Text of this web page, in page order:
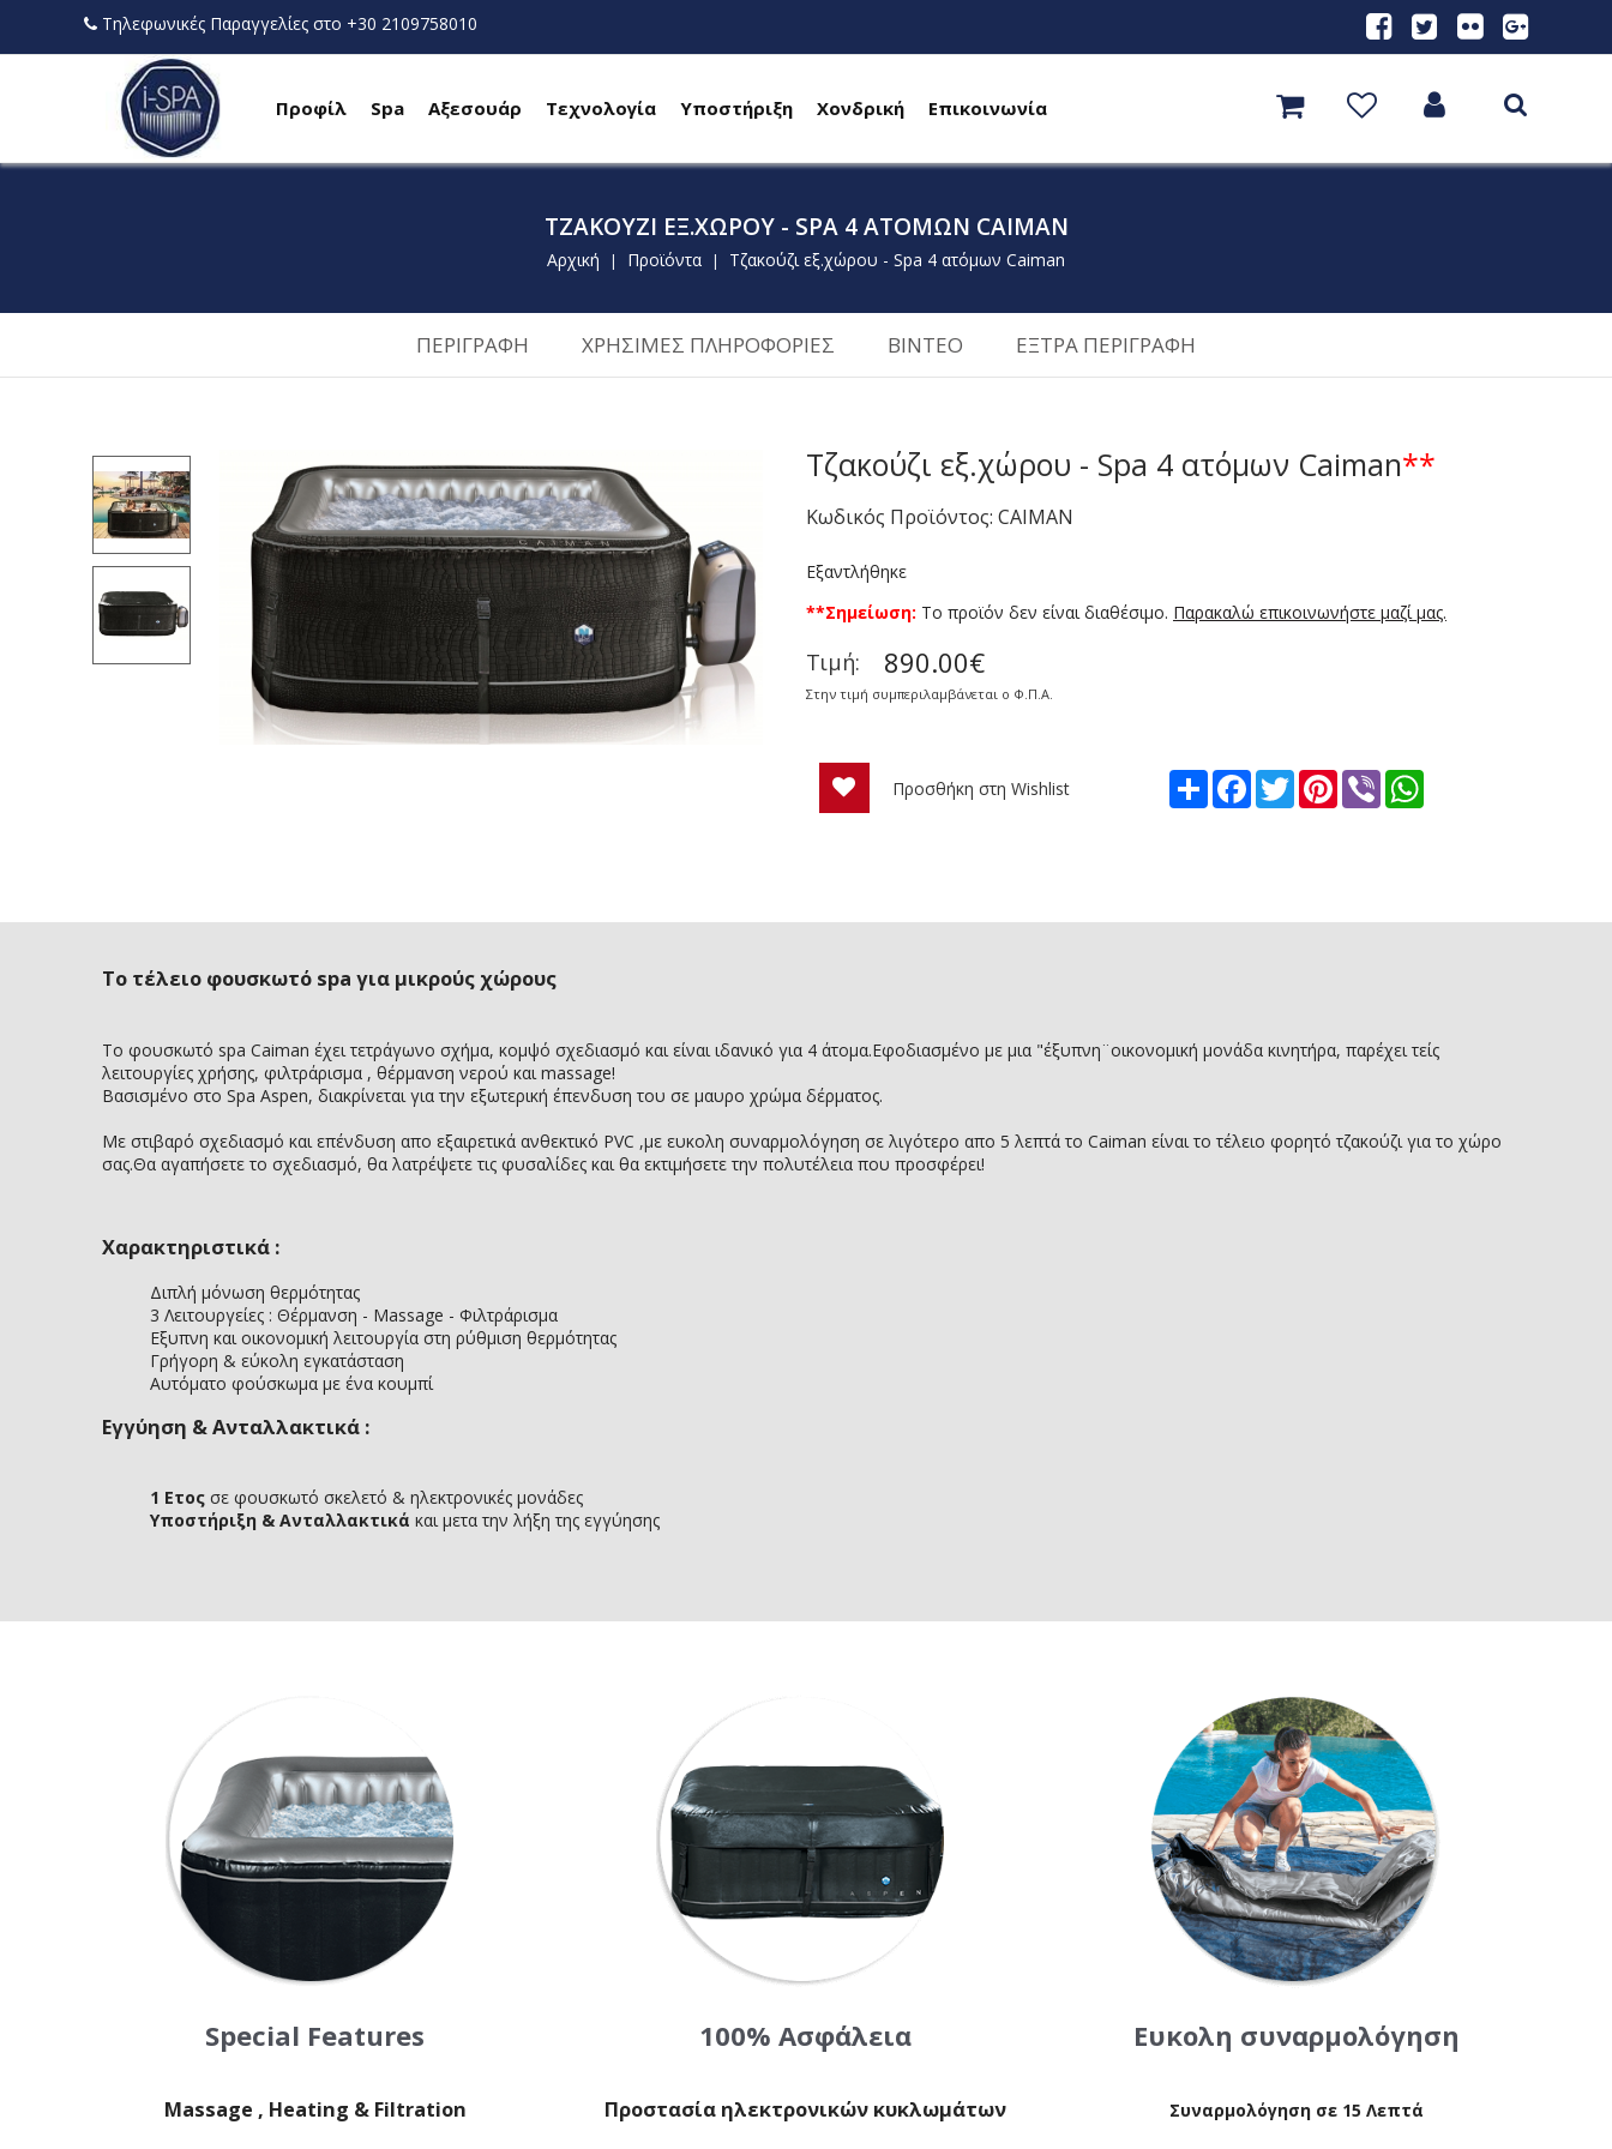
Προφίλ Spa Αξεσουάρ Τεχνολογία Υποστήριξη Χονδρική Επικοινωνία
ΤΖΑΚΟΎΖΙ ΕΞ.ΧΏΡΟΥ - SPA 4 ΑΤΌΜΩΝ CAIMAN
Αρχική | Προϊόντα | Τζακούζι εξ.χώρου - Spa 4 ατόμων Caiman
ΠΕΡΙΓΡΑΦΗ ΧΡΗΣΙΜΕΣ ΠΛΗΡΟΦΟΡΙΕΣ ΒΙΝΤΕΟ ΕΞΤΡΑ ΠΕΡΙΓΡΑΦΗ
Τζακούζι εξ.χώρου - Spa 4 ατόμων Caiman**
Κωδικός Προϊόντος: CAIMAN
Εξαντλήθηκε
**Σημείωση: To προϊόν δεν είναι διαθέσιμο. Παρακαλώ επικοινωνήστε μαζί μας.
Τιμή: 890.00€
Στην τιμή συμπεριλαμβάνεται ο Φ.Π.Α.
Προσθήκη στη Wishlist Share Facebook
TwitterPinterest
Viber
Το τέλειο φουσκωτό spa για μικρούς χώρους
Το φουσκωτό spa Caiman έχει τετράγωνο σχήμα, κομψό σχεδιασμό και είναι ιδανικό για 4 άτομα.Εφοδιασμένο με μια "έξυπνη¨οικονομική μονάδα κινητήρα, παρέχει τείς
λειτουργίες χρήσης, φιλτράρισμα , θέρμανση νερού και massage!
Βασισμένο στο Spa Aspen, διακρίνεται για την εξωτερική έπενδυση του σε μαυρο χρώμα δέρματος.
Με στιβαρό σχεδιασμό και επένδυση απο εξαιρετικά ανθεκτικό PVC ,με ευκολη συναρμολόγηση σε λιγότερο απο 5 λεπτά το Caiman είναι το τέλειο φορητό τζακούζι για το χώρο
σας.Θα αγαπήσετε το σχεδιασμό, θα λατρέψετε τις φυσαλίδες και θα εκτιμήσετε την πολυτέλεια που προσφέρει!
Χαρακτηριστικά :
Διπλή μόνωση θερμότητας
3 Λειτουργείες : Θέρμανση - Massage - Φιλτράρισμα
Εξυπνη και οικονομική λειτουργία στη ρύθμιση θερμότητας
Γρήγορη & εύκολη εγκατάσταση
Αυτόματο φούσκωμα με ένα κουμπί
Εγγύηση & Ανταλλακτικά :
1 Ετος σε φουσκωτό σκελετό & ηλεκτρονικές μονάδες
Υποστήριξη & Ανταλλακτικά και μετα την λήξη της εγγύησης
Special Features
Massage , Heating & Filtration
100% Ασφάλεια
Προστασία ηλεκτρονικών κυκλωμάτων
Ευκολη συναρμολόγηση
Συναρμολόγηση σε 15 Λεπτά
Τηλεφωνικές Παραγγελίες στο +30 2109758010